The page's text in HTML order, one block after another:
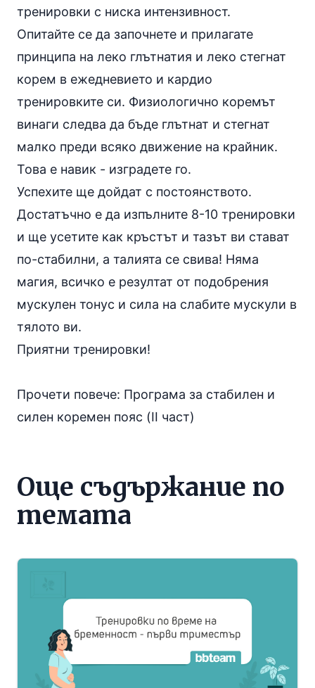
тренировки с ниска интензивност.
Опитайте се да започнете и прилагате
принципа на леко глътнатия и леко стегнат
корем в ежедневието и кардио
тренировките си. Физиологично коремът
винаги следва да бъде глътнат и стегнат
малко преди всяко движение на крайник.
Това е навик - изградете го.
Успехите ще дойдат с постоянството.
Достатъчно е да изпълните 8-10 тренировки
и ще усетите как кръстът и тазът ви стават
по-стабилни, а талията се свива! Няма
магия, всичко е резултат от подобрения
мускулен тонус и сила на слабите мускули в
тялото ви.
Приятни тренировки!
Прочети повече: Програма за стабилен и
силен коремен пояс (II част)
Още съдържание по
темата